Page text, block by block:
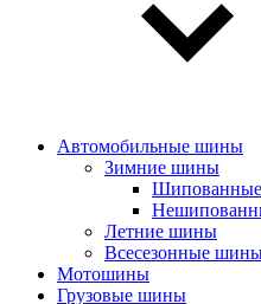
Автомобильные шины
Зимние шины
Летние шины
Всесезонные
Мотошины
Грузовые шины